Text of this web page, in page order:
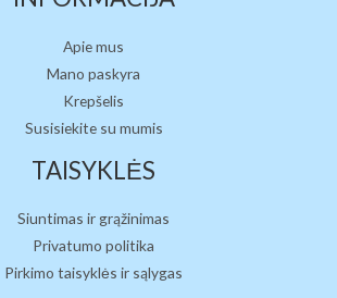
Apie mus
Mano paskyra
Krepšelis
Susisiekite su mumis
TAISYKLĖS
Siuntimas ir grąžinimas
Privatumo politika
Pirkimo taisyklės ir sąlygas